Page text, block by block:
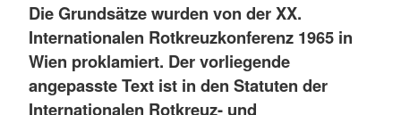
Die Grundsätze wurden von der XX.
Internationalen Rotkreuzkonferenz 1965 in
Wien proklamiert. Der vorliegende
angepasste Text ist in den Statuten der
Internationalen Rotkreuz- und